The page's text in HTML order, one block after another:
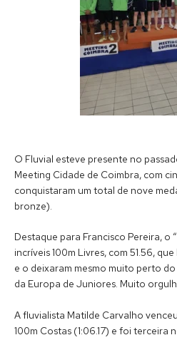
O Fluvial esteve presente no
Meeting Cidade de Coimbra, com
conquistaram um total de nove
bronze).
Destaque para Francisco Pereira, o
incríveis 100m Livres, com 51.56,
e o deixaram mesmo muito perto
da Europa de Juniores. Muito
A fluvialista Matilde Carvalho
100m Costas (1:06.17) e foi terceira